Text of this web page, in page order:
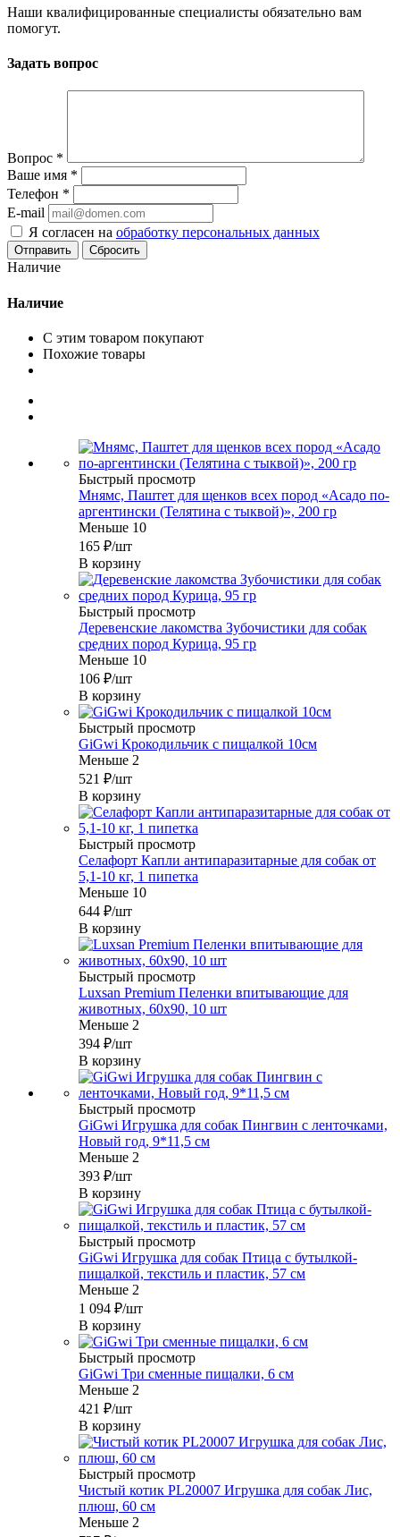
Наши квалифицированные специалисты обязательно вам
помогут.
Задать вопрос
Вопрос *
Ваше имя *
Телефон *
E-mail
Я согласен на обработку персональных данных
Сбросить
Наличие
Наличие
С этим товаром покупают
Похожие товары
Быстрый просмотр
Мнямс, Паштет для щенков всех пород «Асадо по-
аргентински (Телятина с тыквой)», 200 гр
Меньше 10
165 ₽/шт
В корзину
Быстрый просмотр
Деревенские лакомства Зубочистики для собак
средних пород Курица, 95 гр
Меньше 10
106 ₽/шт
В корзину
Быстрый просмотр
GiGwi Крокодильчик с пищалкой 10см
Меньше 2
521 ₽/шт
В корзину
Быстрый просмотр
Селафорт Капли антипаразитарные для собак от
5,1-10 кг, 1 пипетка
Меньше 10
644 ₽/шт
В корзину
Быстрый просмотр
Luxsan Premium Пеленки впитывающие для
животных, 60х90, 10 шт
Меньше 2
394 ₽/шт
В корзину
Быстрый просмотр
GiGwi Игрушка для собак Пингвин с ленточками,
Новый год, 9*11,5 см
Меньше 2
393 ₽/шт
В корзину
Быстрый просмотр
GiGwi Игрушка для собак Птица с бутылкой-
пищалкой, текстиль и пластик, 57 см
Меньше 2
1 094 ₽/шт
В корзину
Быстрый просмотр
GiGwi Три сменные пищалки, 6 см
Меньше 2
421 ₽/шт
В корзину
Быстрый просмотр
Чистый котик PL20007 Игрушка для собак Лис,
плюш, 60 см
Меньше 2